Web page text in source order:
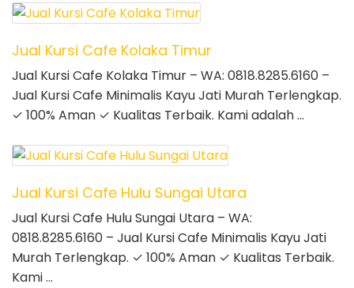
Jual Kursi Cafe Kolaka Timur
Jual Kursi Cafe Kolaka Timur – WA: 0818.8285.6160 –
Jual Kursi Cafe Minimalis Kayu Jati Murah Terlengkap.
✓ 100% Aman ✓ Kualitas Terbaik. Kami adalah …
Jual Kursi Cafe Hulu Sungai Utara
Jual Kursi Cafe Hulu Sungai Utara – WA:
0818.8285.6160 – Jual Kursi Cafe Minimalis Kayu Jati
Murah Terlengkap. ✓ 100% Aman ✓ Kualitas Terbaik.
Kami …